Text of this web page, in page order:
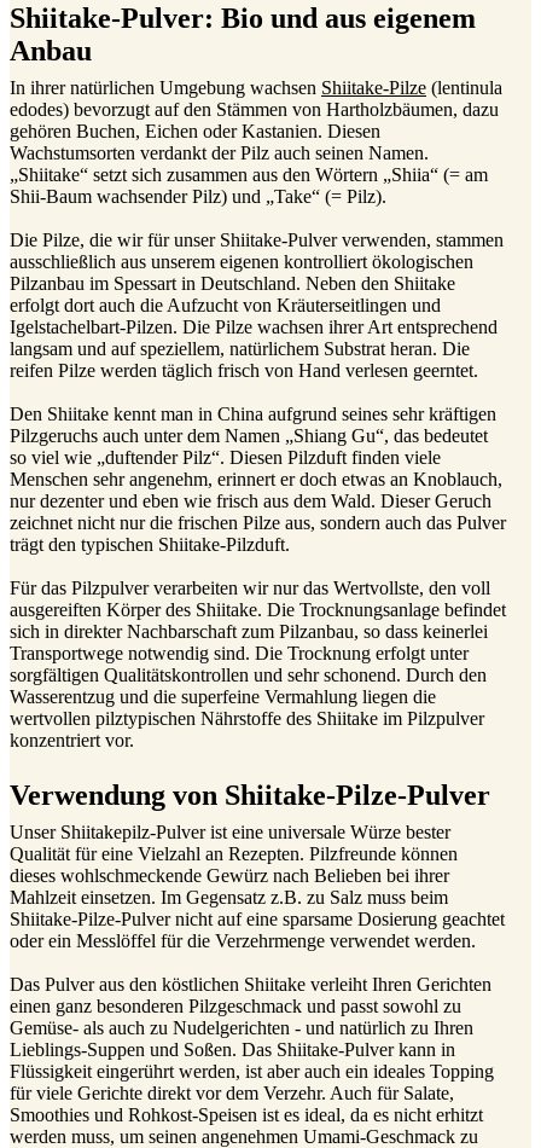
Shiitake-Pulver: Bio und aus eigenem
Anbau
In ihrer natürlichen Umgebung wachsen Shiitake-Pilze (lentinula
edodes) bevorzugt auf den Stämmen von Hartholzbäumen, dazu
gehören Buchen, Eichen oder Kastanien. Diesen
Wachstumsorten verdankt der Pilz auch seinen Namen.
„Shiitake“ setzt sich zusammen aus den Wörtern „Shiia“ (= am
Shii-Baum wachsender Pilz) und „Take“ (= Pilz).
Die Pilze, die wir für unser Shiitake-Pulver verwenden, stammen
ausschließlich aus unserem eigenen kontrolliert ökologischen
Pilzanbau im Spessart in Deutschland. Neben den Shiitake
erfolgt dort auch die Aufzucht von Kräuterseitlingen und
Igelstachelbart-Pilzen. Die Pilze wachsen ihrer Art entsprechend
langsam und auf speziellem, natürlichem Substrat heran. Die
reifen Pilze werden täglich frisch von Hand verlesen geerntet.
Den Shiitake kennt man in China aufgrund seines sehr kräftigen
Pilzgeruchs auch unter dem Namen „Shiang Gu“, das bedeutet
so viel wie „duftender Pilz“. Diesen Pilzduft finden viele
Menschen sehr angenehm, erinnert er doch etwas an Knoblauch,
nur dezenter und eben wie frisch aus dem Wald. Dieser Geruch
zeichnet nicht nur die frischen Pilze aus, sondern auch das Pulver
trägt den typischen Shiitake-Pilzduft.
Für das Pilzpulver verarbeiten wir nur das Wertvollste, den voll
ausgereiften Körper des Shiitake. Die Trocknungsanlage befindet
sich in direkter Nachbarschaft zum Pilzanbau, so dass keinerlei
Transportwege notwendig sind. Die Trocknung erfolgt unter
sorgfältigen Qualitätskontrollen und sehr schonend. Durch den
Wasserentzug und die superfeine Vermahlung liegen die
wertvollen pilztypischen Nährstoffe des Shiitake im Pilzpulver
konzentriert vor.
Verwendung von Shiitake-Pilze-Pulver
Unser Shiitakepilz-Pulver ist eine universale Würze bester
Qualität für eine Vielzahl an Rezepten. Pilzfreunde können
dieses wohlschmeckende Gewürz nach Belieben bei ihrer
Mahlzeit einsetzen. Im Gegensatz z.B. zu Salz muss beim
Shiitake-Pilze-Pulver nicht auf eine sparsame Dosierung geachtet
oder ein Messlöffel für die Verzehrmenge verwendet werden.
Das Pulver aus den köstlichen Shiitake verleiht Ihren Gerichten
einen ganz besonderen Pilzgeschmack und passt sowohl zu
Gemüse- als auch zu Nudelgerichten - und natürlich zu Ihren
Lieblings-Suppen und Soßen. Das Shiitake-Pulver kann in
Flüssigkeit eingerührt werden, ist aber auch ein ideales Topping
für viele Gerichte direkt vor dem Verzehr. Auch für Salate,
Smoothies und Rohkost-Speisen ist es ideal, da es nicht erhitzt
werden muss, um seinen angenehmen Umami-Geschmack zu